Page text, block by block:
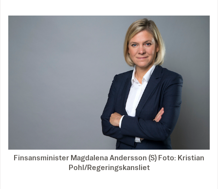
Finsansminister Magdalena Andersson (S) Foto: Kristian
Pohl/Regeringskansliet